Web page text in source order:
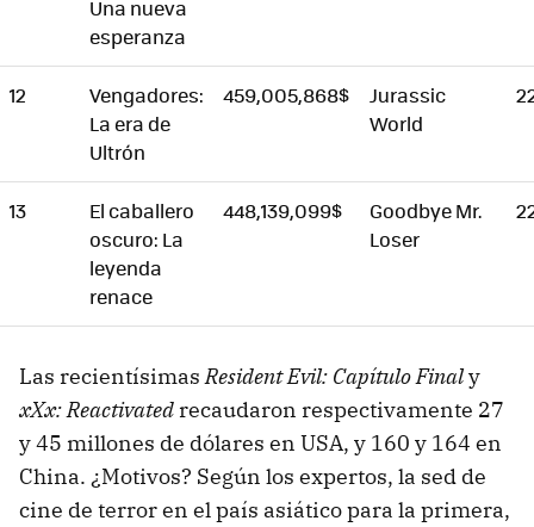
Una nueva
esperanza
12
Vengadores:
La era de
Ultrón
459,005,868$
Jurassic
World
13
El caballero
oscuro: La
leyenda
renace
448,139,099$
Goodbye Mr.
Loser
Las recientísimasResident Evil: Capítulo Finaly
xXx: Reactivated recaudaron respectivamente 27
y 45 millones de dólares en USA, y 160 y 164 en
China. ¿Motivos? Según los expertos, la sed de
cine de terror en el país asiático para la primera,